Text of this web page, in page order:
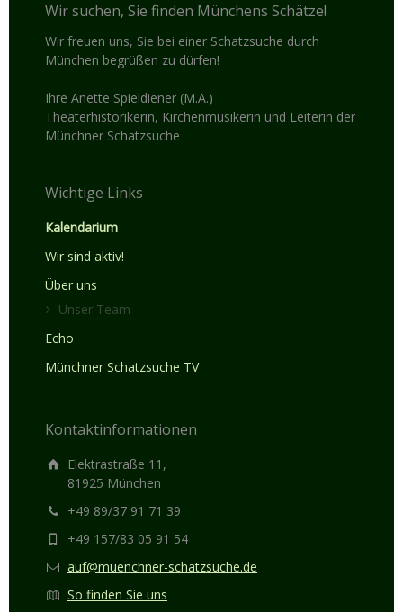
Wir suchen, Sie finden Münchens Schätze!
Wir freuen uns, Sie bei einer Schatzsuche durch
München begrüßen zu dürfen!
Ihre Anette Spieldiener (M.A.)
Theaterhistorikerin, Kirchenmusikerin und Leiterin der
Münchner Schatzsuche
Wichtige Links
Kalendarium
Wir sind aktiv!
Über uns
Unser Team
Echo
Münchner Schatzsuche TV
Kontaktinformationen
Elektrastraße 11,
81925 München
+49 89/37 91 71 39
+49 157/83 05 91 54
auf@muenchner-schatzsuche.de
So finden Sie uns